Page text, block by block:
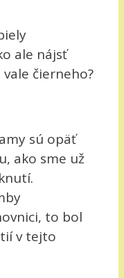
ale nájsť
čierneho?
sú opäť
ako sme už
to bol
v tejto